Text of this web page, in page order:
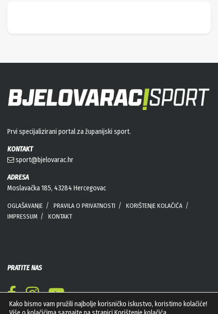
Prvi specijalizirani portal za županijski sport.
KONTAKT
sport@bjelovarac.hr
ADRESA
Moslavačka 185, 43284 Hercegovac
OGLAŠAVANJE PRAVILA O PRIVATNOSTI
KORIŠTENJE KOLAČIĆA
IMPRESSUM
KONTAKT
PRATITE NAS
Kako bismo vam pružili najbolje korisničko iskustvo, koristimo kolačiće!